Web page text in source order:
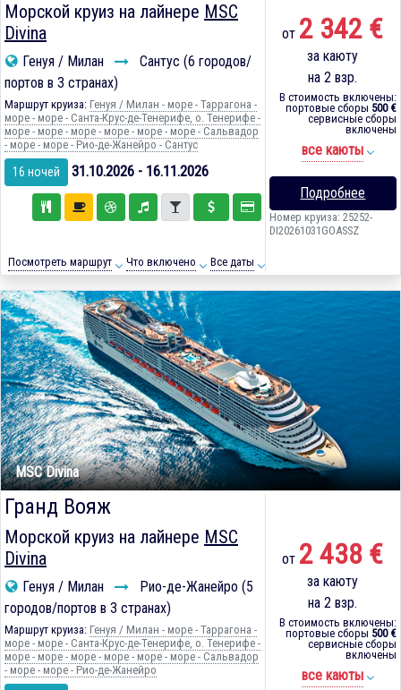
Морской круиз на лайнере MSC
Divina
Генуя / Милан
Сантус (6 городов/
портов в 3 странах)
Маршрут круиза: Генуя / Милан - море - Таррагона -
море - море - Санта-Крус-де-Тенерифе, о. Тенерифе -
море - море - море - море - море - море - Сальвадор
- море - море - Рио-де-Жанейро - Сантус
16 ночей 31.10.2026 - 16.11.2026
Посмотреть маршрут Что включено Все даты
от 2 342 €
за каюту
на 2 взр.
В стоимость включены:
портовые сборы 500 €
сервисные сборы
включены
все каюты
Подробнее
Номер круиза: 25252-
DI20261031GOASSZ
MSC Divina
Гранд Вояж
Морской круиз на лайнере MSC
Divina
Генуя / Милан
Рио-де-Жанейро (5
городов/портов в 3 странах)
Маршрут круиза: Генуя / Милан - море - Таррагона -
море - море - Санта-Крус-де-Тенерифе, о. Тенерифе -
море - море - море - море - море - море - Сальвадор
- море - море - Рио-де-Жанейро
от 2 438 €
за каюту
на 2 взр.
В стоимость включены:
портовые сборы 500 €
сервисные сборы
включены
все каюты